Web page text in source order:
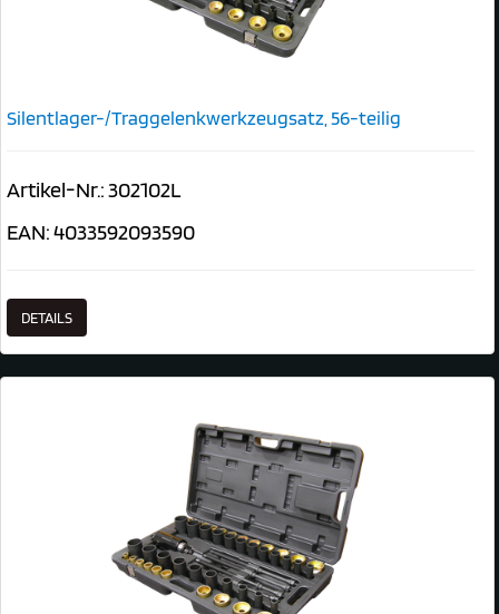
Silentlager-/Traggelenkwerkzeugsatz, 56-teilig
Artikel-Nr.: 302102L
EAN: 4033592093590
DETAILS